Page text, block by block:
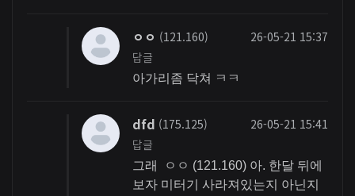
ㅇㅇ (121.160)
26-05-21 15:37
답글
아가리좀 닥쳐 ㅋㅋ
dfd (175.125)
26-05-21 15:41
답글
그래 ㅇㅇ (121.160) 아. 한달 뒤에
보자 미터기 사라져있는지 아닌지